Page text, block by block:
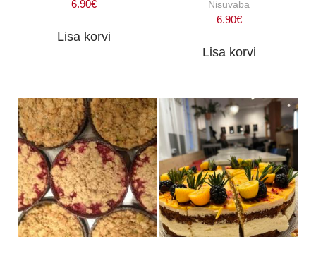
6.90€
Lisa korvi
Nisuvaba
6.90€
Lisa korvi